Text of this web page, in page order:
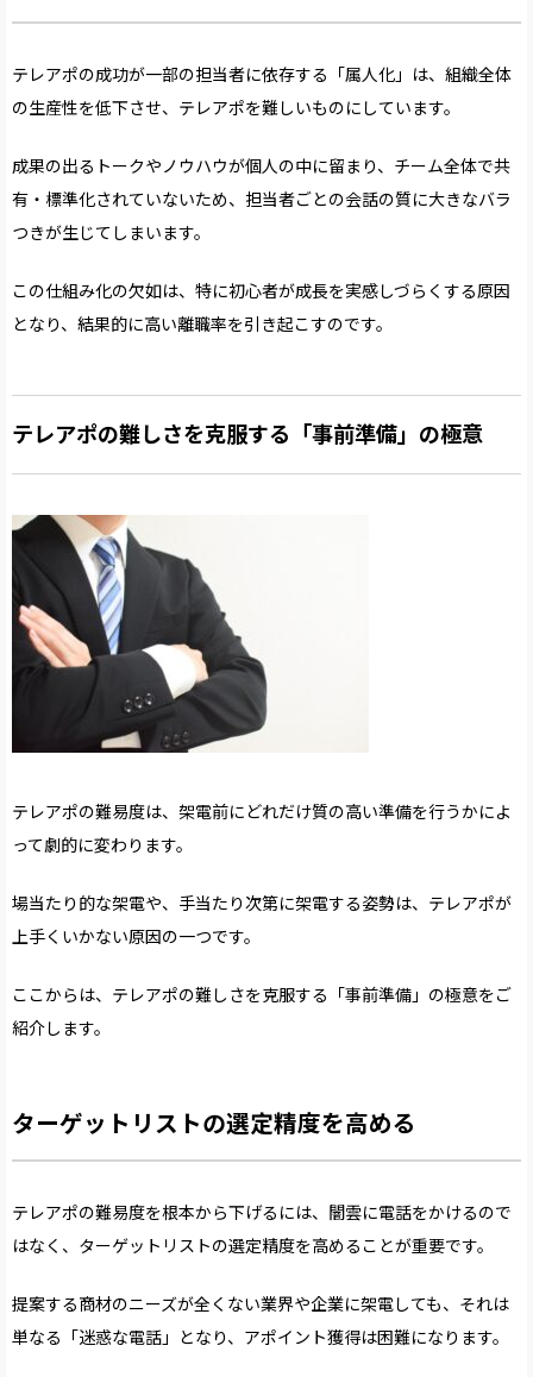
テレアポの成功が一部の担当者に依存する「属人化」は、組織全体
の生産性を低下させ、テレアポを難しいものにしています。
成果の出るトークやノウハウが個人の中に留まり、チーム全体で共
有・標準化されていないため、担当者ごとの会話の質に大きなバラ
つきが生じてしまいます。
この仕組み化の欠如は、特に初心者が成長を実感しづらくする原因
となり、結果的に高い離職率を引き起こすのです。
テレアポの難しさを克服する「事前準備」の極意
テレアポの難易度は、架電前にどれだけ質の高い準備を行うかによ
って劇的に変わります。
場当たり的な架電や、手当たり次第に架電する姿勢は、テレアポが
上手くいかない原因の一つです。
ここからは、テレアポの難しさを克服する「事前準備」の極意をご
紹介します。
ターゲットリストの選定精度を高める
テレアポの難易度を根本から下げるには、闇雲に電話をかけるので
はなく、ターゲットリストの選定精度を高めることが重要です。
提案する商材のニーズが全くない業界や企業に架電しても、それは
単なる「迷惑な電話」となり、アポイント獲得は困難になります。